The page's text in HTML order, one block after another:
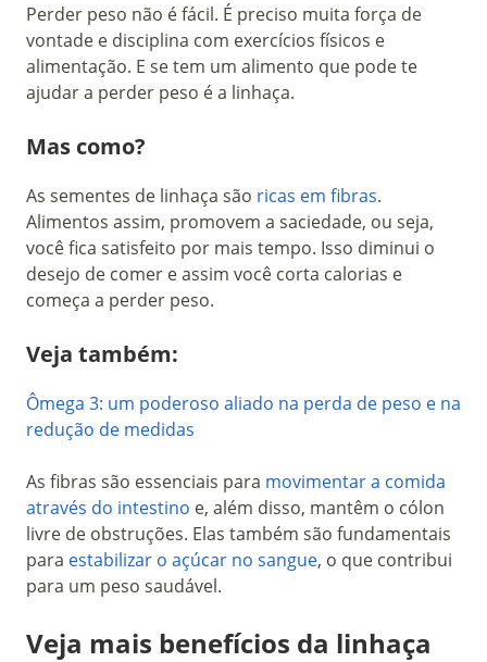
Perder peso não é fácil. É preciso muita força de
vontade e disciplina com exercícios físicos e
alimentação. E se tem um alimento que pode te
ajudar a perder peso é a linhaça.
Mas como?
As sementes de linhaça são ricas em fibras.
Alimentos assim, promovem a saciedade, ou seja,
você fica satisfeito por mais tempo. Isso diminui o
desejo de comer e assim você corta calorias e
começa a perder peso.
Veja também:
Ômega 3: um poderoso aliado na perda de peso e na
redução de medidas
As fibras são essenciais para movimentar a comida
através do intestino e, além disso, mantêm o cólon
livre de obstruções. Elas também são fundamentais
para estabilizar o açúcar no sangue, o que contribui
para um peso saudável.
Veja mais benefícios da linhaça